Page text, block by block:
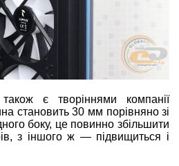
є творіннями компанії
становить 30 мм порівняно зі
боку, це повинно збільшити
з іншого ж — підвищиться і